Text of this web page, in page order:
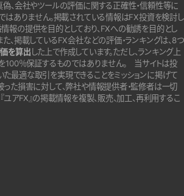
偽、会社やツールの評価に関する正確性・信頼性等に
はありません。掲載されている情報はFX投資を検討し
報の提供を目的としており、FXへの勧誘を目的とし
た、掲載しているFX会社などの評価・ランキングは、8つ
を算出 した上で作成しています。ただし、ランキング上
％保証するものではありません。
当サイトは投
最適な取引を実現できることをミッションに掲げて
った損害に対して、弊社や情報提供者・監修者は一切
ユアFX』の掲載情報を複製、販売、加工、再利用するこ